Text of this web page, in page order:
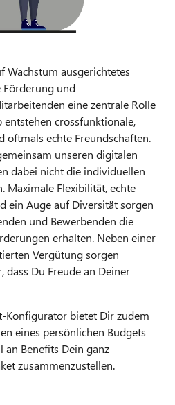
Wachstum ausgerichtetes
Förderung und
eine zentrale Rolle
crossfunktionale,
oftmals echte Freundschaften.
unseren digitalen
dabei nicht die individuellen
Maximale Flexibilität, echte
ein Auge auf Diversität sorgen
und Bewerbenden die
erhalten. Neben einer
Vergütung sorgen
dass Du Freude an Deiner
Konfigurator bietet Dir zudem
eines persönlichen Budgets
an Benefits Dein ganz
zusammenzustellen.